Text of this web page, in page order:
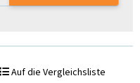
Auf die Vergleichsliste